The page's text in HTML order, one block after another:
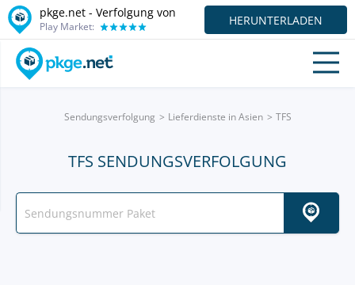
pkge.net - Verfolgung von
Play Market: HERUNTERLADEN
Sendungsverfolgung Lieferdienste in Asien TFS
TFS SENDUNGSVERFOLGUNG